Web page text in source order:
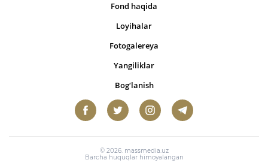
Fond haqida
Loyihalar
Fotogalereya
Yangiliklar
Bog‘lanish
© 2026. massmedia.uz
Barcha huquqlar himoyalangan